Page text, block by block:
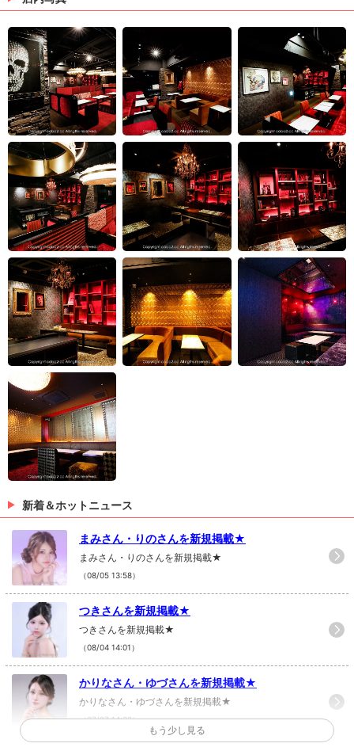
新着＆ホットニュース
まみさん・りのさんを新規掲載★
まみさん・りのさんを新規掲載★
（08/05 13:58）
つきさんを新規掲載★
つきさんを新規掲載★
（08/04 14:01）
かりなさん・ゆづさんを新規掲載★
かりなさん・ゆづさんを新規掲載★
（07/27 14:32）
もう少し見る